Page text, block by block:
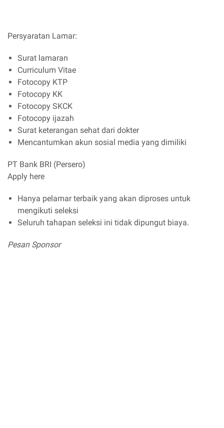
Persyaratan Lamar:
Surat lamaran
Curriculum Vitae
Fotocopy KTP
Fotocopy KK
Fotocopy SKCK
Fotocopy ijazah
Surat keterangan sehat dari dokter
Mencantumkan akun sosial media yang dimiliki
PT Bank BRI (Persero)
Apply here
Hanya pelamar terbaik yang akan diproses untuk
mengikuti seleksi
Seluruh tahapan seleksi ini tidak dipungut biaya.
Pesan Sponsor